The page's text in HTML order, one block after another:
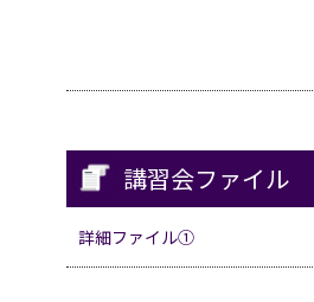
講習会ファイル
詳細ファイル①